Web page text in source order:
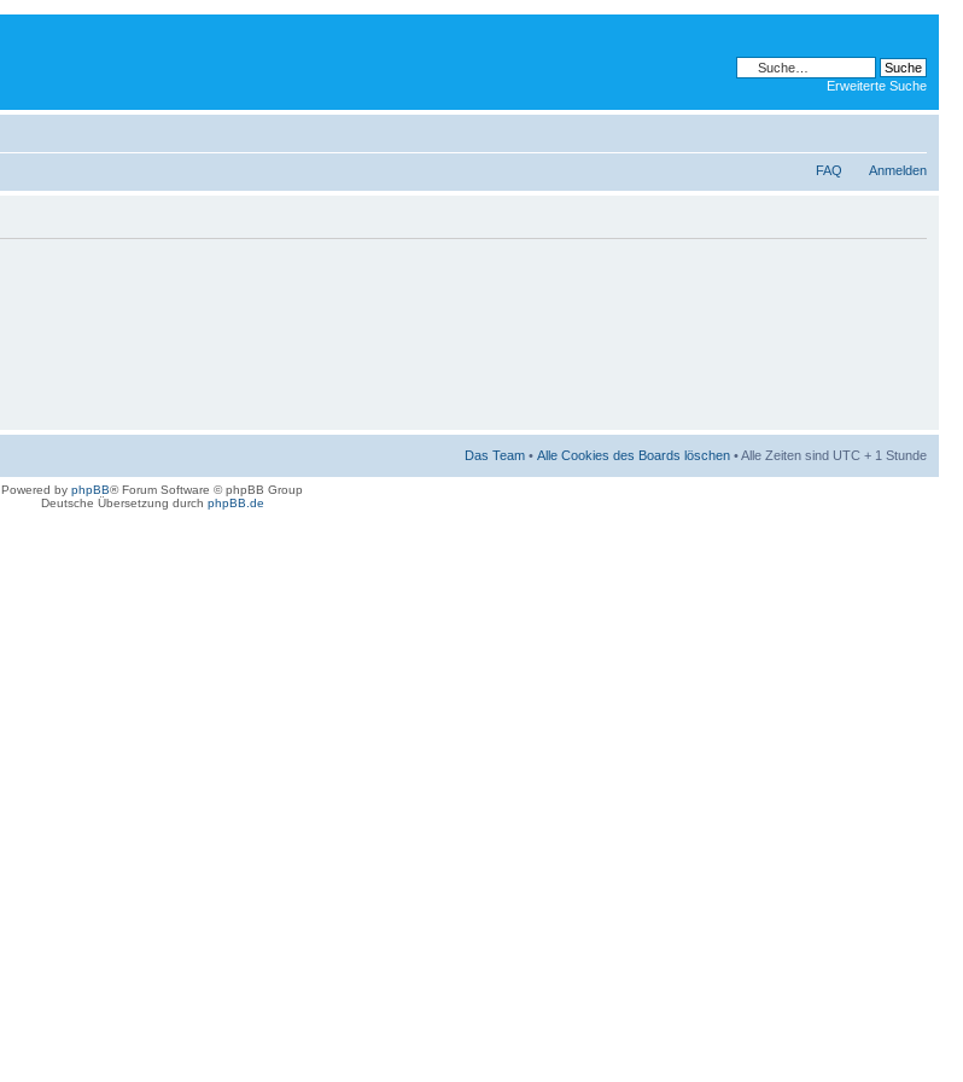
Erweiterte Suche
FAQ Anmelden
Das Team • Alle Cookies des Boards löschen • Alle Zeiten sind UTC + 1 Stunde
Powered by phpBB® Forum Software © phpBB Group
Deutsche Übersetzung durch phpBB.de